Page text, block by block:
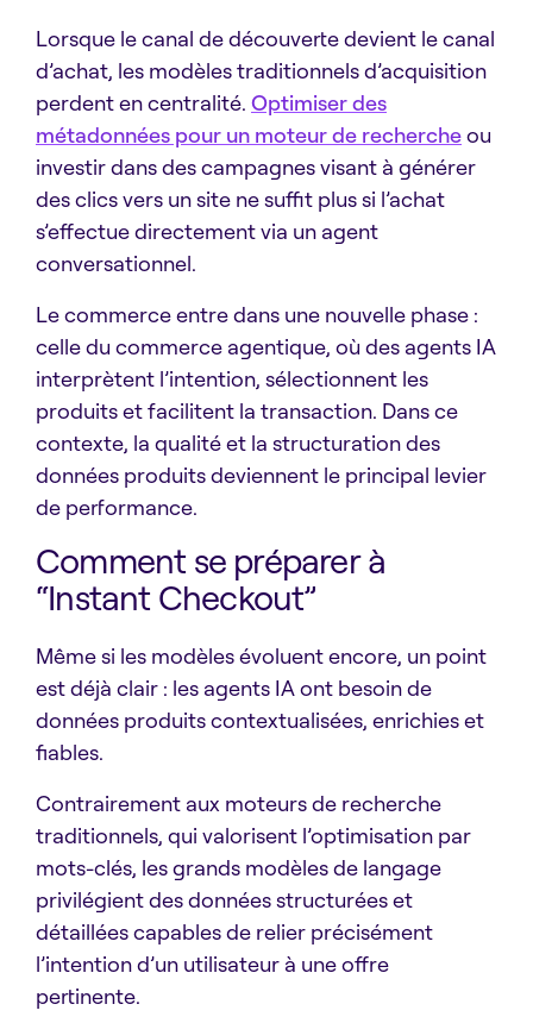
Lorsque le canal de découverte devient le canal
d’achat, les modèles traditionnels d’acquisition
perdent en centralité. Optimiser des
métadonnées pour un moteur de rechercheou
investir dans des campagnes visant à générer
des clics vers un site ne suffit plus si l’achat
s’effectue directement via un agent
conversationnel.
Le commerce entre dans une nouvelle phase :
celle du commerce agentique, où des agents IA
interprètent l’intention, sélectionnent les
produits et facilitent la transaction. Dans ce
contexte, la qualité et la structuration des
données produits deviennent le principal levier
de performance.
Comment se préparer à
“Instant Checkout”
Même si les modèles évoluent encore, un point
est déjà clair : les agents IA ont besoin de
données produits contextualisées, enrichies et
fiables.
Contrairement aux moteurs de recherche
traditionnels, qui valorisent l’optimisation par
mots-clés, les grands modèles de langage
privilégient des données structurées et
détaillées capables de relier précisément
l’intention d’un utilisateur à une offre
pertinente.